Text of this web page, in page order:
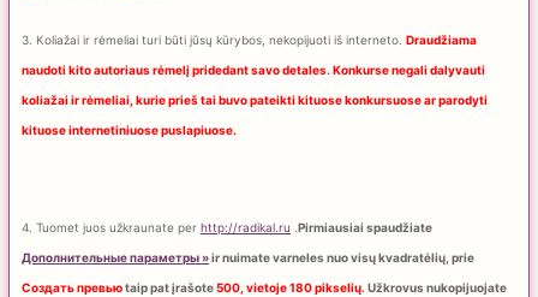
3. Koliažai ir rėmeliai turi būti jūsų kūrybos, nekopijuoti iš interneto. Draudžiama
naudoti kito autoriaus rėmelį pridedant savo detales. Konkurse negali dalyvauti
koliažai ir rėmeliai, kurie prieš tai buvo pateikti kituose konkursuose ar parodyti
kituose internetiniuose puslapiuose.
4. Tuomet juos užkraunate per http://radikal.ru Pirmiausiai spaudžiate
Дополнительные параметры »ir nuimate varneles nuo visų kvadratėlių, prie
Создать превьюtaip pat įrašote500, vietoje 180 pikselių. Užkrovus nukopijuojate